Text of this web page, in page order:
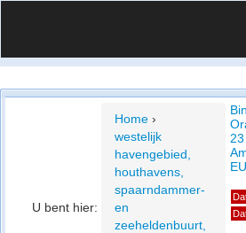
Vergelijk prijsposities - wijk
Privacy beleid
U bent hier:
Home ›
westelijk
havengebied,
houthavens,
spaarndammer-
en
zeeheldenbuurt,